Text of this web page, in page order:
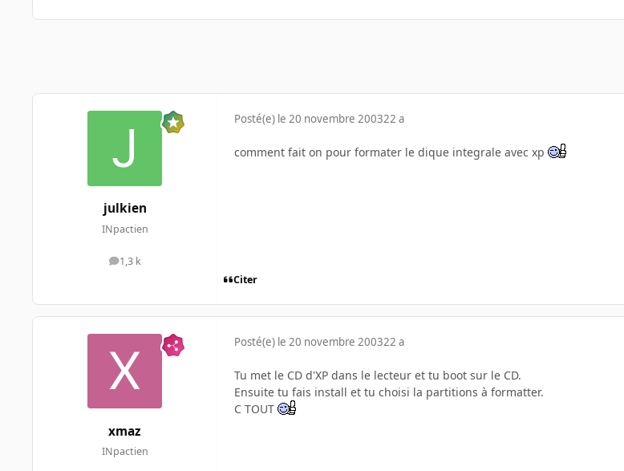
julkien
INpactien
1,3 k
messages
Posté(e) le 20 novembre 200322 a
comment fait on pour formater le dique integrale avec xp
Citer
xmaz
INpactien
Posté(e) le 20 novembre 200322 a
Tu met le CD d'XP dans le lecteur et tu boot sur le CD.
Ensuite tu fais install et tu choisi la partitions à formatter.
C TOUT